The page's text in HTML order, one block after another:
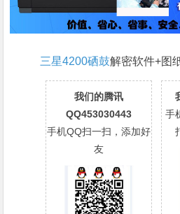
三星4200硒鼓解密软件+图
我们的腾讯
QQ453030443
手机QQ扫一扫，添加好
友
手